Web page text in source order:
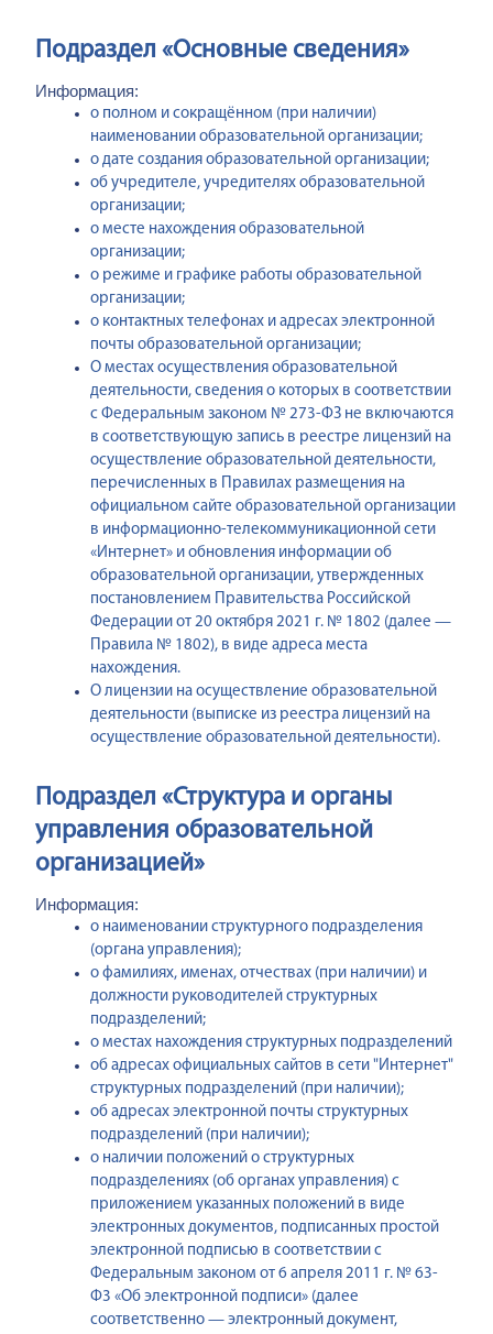
Подраздел «Основные сведения»
Информация:
о полном и сокращённом (при наличии)
наименовании образовательной организации;
о дате создания образовательной организации;
об учредителе, учредителях образовательной
организации;
о месте нахождения образовательной
организации;
о режиме и графике работы образовательной
организации;
о контактных телефонах и адресах электронной
почты образовательной организации;
О местах осуществления образовательной
деятельности, сведения о которых в соответствии
с Федеральным законом № 273-ФЗ не включаются
в соответствующую запись в реестре лицензий на
осуществление образовательной деятельности,
перечисленных в Правилах размещения на
официальном сайте образовательной организации
в информационно-телекоммуникационной сети
«Интернет» и обновления информации об
образовательной организации, утвержденных
постановлением Правительства Российской
Федерации от 20 октября 2021 г. № 1802 (далее —
Правила № 1802), в виде адреса места
нахождения.
О лицензии на осуществление образовательной
деятельности (выписке из реестра лицензий на
осуществление образовательной деятельности).
Подраздел «Структура и органы
управления образовательной
организацией»
Информация:
о наименовании структурного подразделения
(органа управления);
о фамилиях, именах, отчествах (при наличии) и
должности руководителей структурных
подразделений;
о местах нахождения структурных подразделений
об адресах официальных сайтов в сети "Интернет"
структурных подразделений (при наличии);
об адресах электронной почты структурных
подразделений (при наличии);
о наличии положений о структурных
подразделениях (об органах управления) с
приложением указанных положений в виде
электронных документов, подписанных простой
электронной подписью в соответствии с
Федеральным законом от 6 апреля 2011 г. № 63-
Ф3 «Об электронной подписи» (далее
соответственно — электронный документ,